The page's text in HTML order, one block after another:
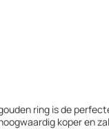
ring is de
koper en